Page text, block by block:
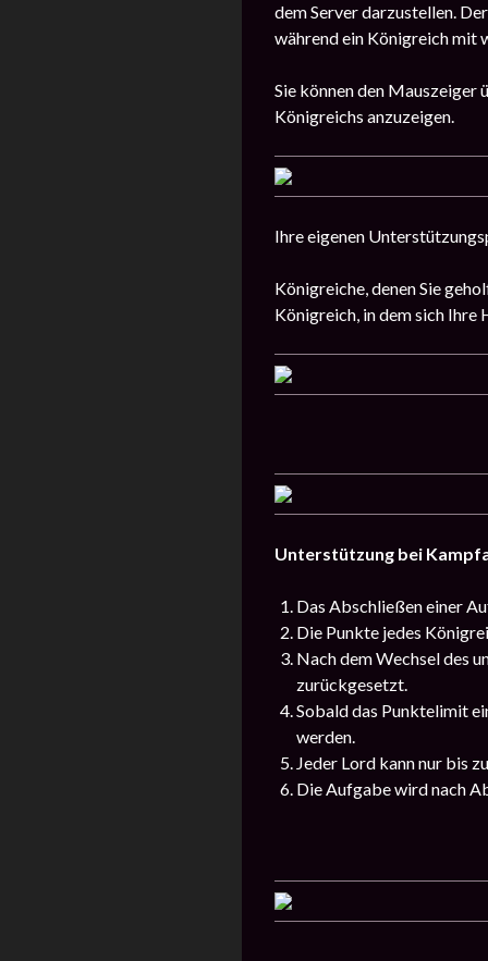
dem Server darzustellen.
während ein Königreich mit
Sie können den
Königreichs anzuzeigen.
Ihre eigenen
Königreiche, denen Sie
Königreich, in dem sich
Unterstützung bei
Das Abschließen einer
Die Punkte jedes
Nach dem Wechsel des
zurückgesetzt.
Sobald das Punktelimit
werden.
Jeder Lord kann nur bis
Die Aufgabe wird nach